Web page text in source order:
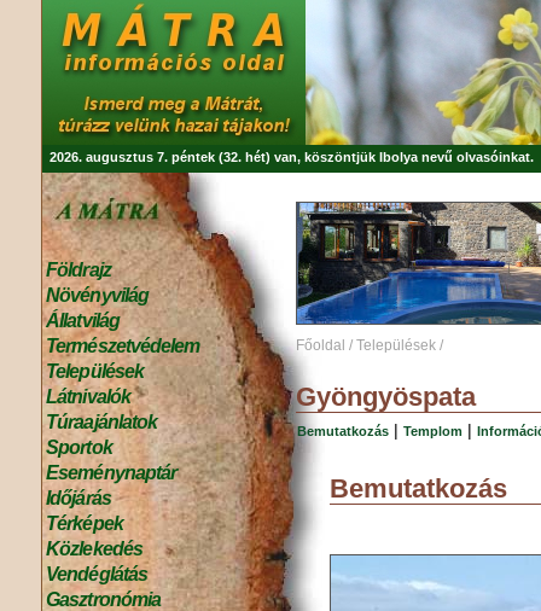
2026. augusztus 7. péntek (32. hét) van, köszöntjük Ibolya nevű olvasóinkat.
Földrajz
Növényvilág
Állatvilág
Természetvédelem
Települések
Látnivalók
Túraajánlatok
Sportok
Eseménynaptár
Időjárás
Térképek
Közlekedés
Vendéglátás
Gasztronómia
Főoldal / Települések /
Gyöngyöspata
Bemutatkozás | Templom |
Bemutatkozás